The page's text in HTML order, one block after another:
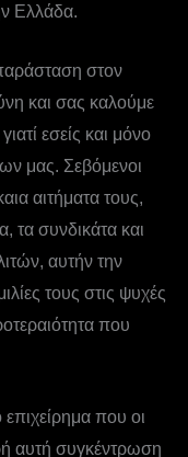
Ελλάδα.
στον
και σας καλούμε
εσείς και μόνο
μας. Σεβόμενοι
αιτήματα τους,
τα συνδικάτα και
αυτήν την
τους στις ψυχές
που
που οι
αυτή συγκέντρωση